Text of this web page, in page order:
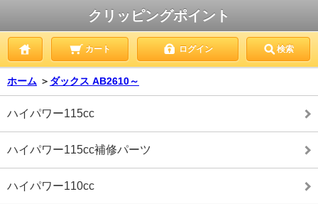
クリッピングポイント
カート ログイン 検索
ホーム ＞ ダックス AB2610～
ハイパワー115cc
ハイパワー115cc補修パーツ
ハイパワー110cc